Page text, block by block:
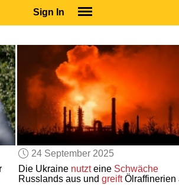
Sign In
SUBSCRIBE
GIFT CARDS
OTHER
ABOUT US
ALEXA
ADJUST
24 September 2025
Die Ukraine nutzteine Schwäche
Russlands aus und greiftÖlraffinerien